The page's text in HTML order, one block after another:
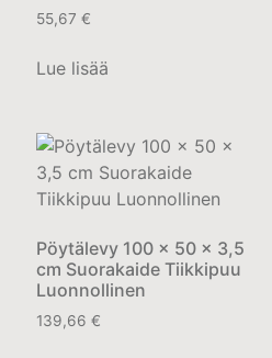
55,67 €
Lue lisää
Pöytälevy 100 x 50 x 3,5
cm Suorakaide Tiikkipuu
Luonnollinen
139,66 €